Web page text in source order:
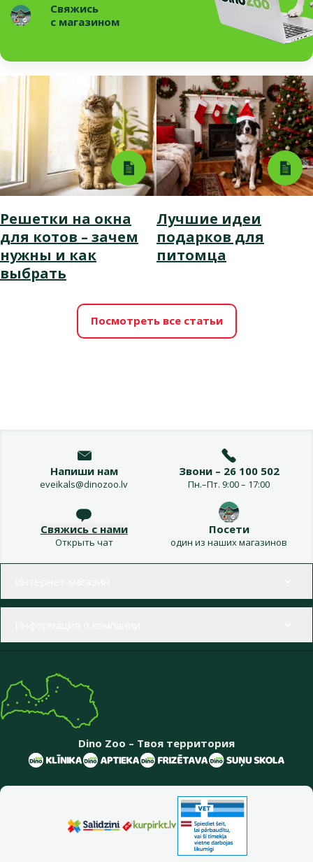
Свяжись
с магазином
Решетки на окна
для котов – зачем
нужны и как
выбрать
Лучшие идеи
подарков для
питомца
Посмотреть все статьи
Напиши нам
eveikals@dinozoo.lv
Звони – 26 100 502
Пн.–Пт. 9:00 – 17:00
Свяжись с нами
Открыть чат
Посети
один из наших магазинов
Dino Zoo – Твоя территория